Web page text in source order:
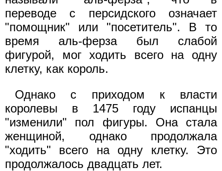
переводе с персидского означает
"помощник" или "посетитель". В то
время аль-ферза был слабой
фигурой, мог ходить всего на одну
клетку, как король.
Однако с приходом к власти
королевы в 1475 году испанцы
"изменили" пол фигуры. Она стала
женщиной, однако продолжала
"ходить" всего на одну клетку. Это
продолжалось двадцать лет.